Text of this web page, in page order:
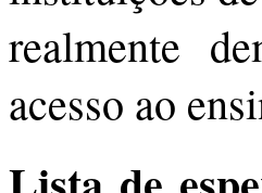
realmente
acesso ao